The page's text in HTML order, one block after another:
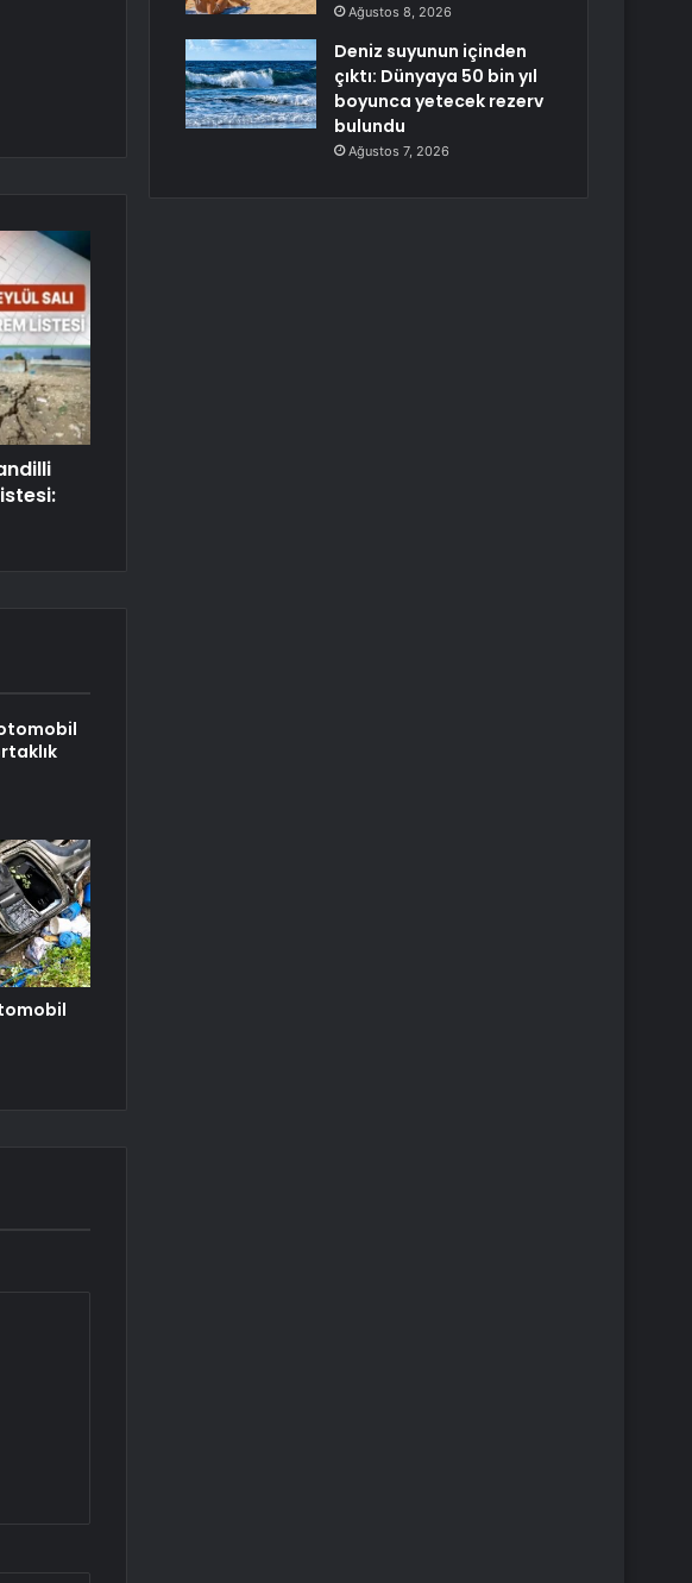
Ağustos 8, 2026
Deniz suyunun içinden
çıktı: Dünyaya 50 bin yıl
boyunca yetecek rezerv
bulundu
Ağustos 7, 2026